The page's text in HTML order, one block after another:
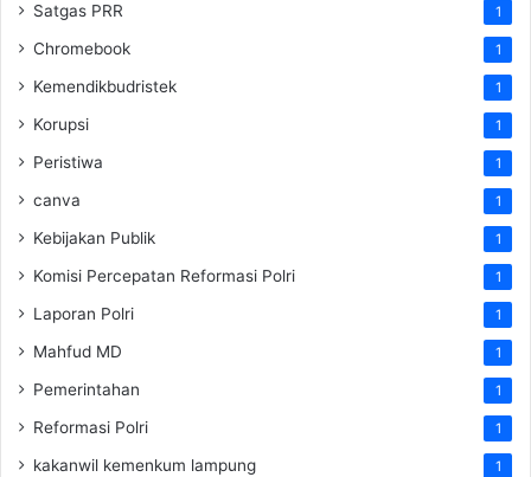
Satgas PRR 1
Chromebook 1
Kemendikbudristek 1
Korupsi 1
Peristiwa 1
canva 1
Kebijakan Publik 1
Komisi Percepatan Reformasi Polri 1
Laporan Polri 1
Mahfud MD 1
Pemerintahan 1
Reformasi Polri 1
kakanwil kemenkum lampung 1